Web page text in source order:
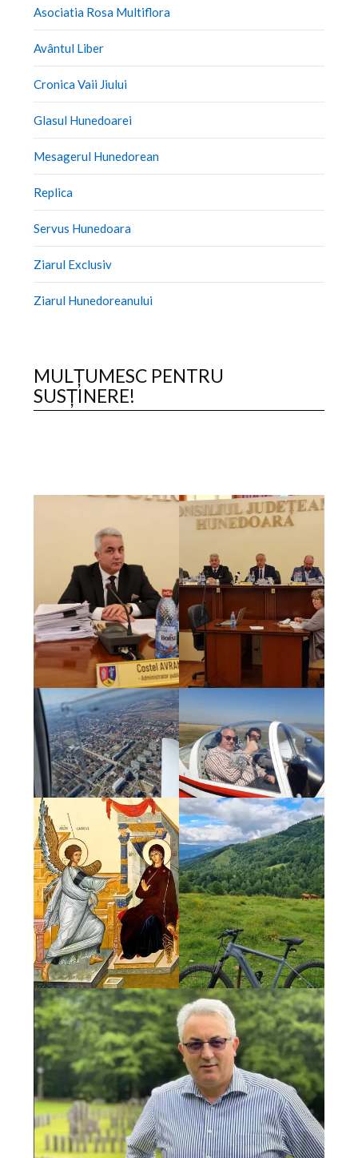
Asociatia Rosa Multiflora
Avântul Liber
Cronica Vaii Jiului
Glasul Hunedoarei
Mesagerul Hunedorean
Replica
Servus Hunedoara
Ziarul Exclusiv
Ziarul Hunedoreanului
MULȚUMESC PENTRU
SUSȚINERE!